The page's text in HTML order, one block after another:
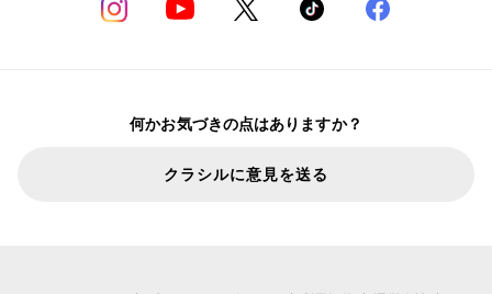
何かお気づきの点はありますか？
クラシルに意見を送る